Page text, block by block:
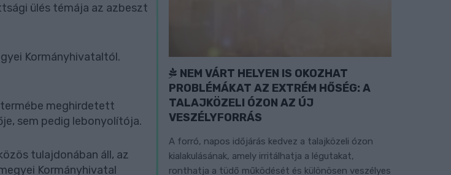
ülés témája az azbeszt
Kormányhivataltól.
meghirdetett
sem pedig lebonyolítója.
tulajdonában áll, az
Kormányhivatal
NEM VÁRT HELYEN IS OKOZHAT
PROBLÉMÁKAT AZ EXTRÉM HŐSÉG: A
TALAJKÖZELI ÓZON AZ ÚJ
VESZÉLYFORRÁS
A forró, napos időjárás kedvez a talajközeli ózon
kialakulásának, amely irritálhatja a légutakat,
ronthatja a tüdő működését és különösen veszélyes